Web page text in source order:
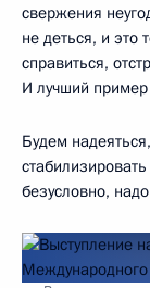
свержения
не деться, и это
справиться,
И лучший
Будем
безусловно,